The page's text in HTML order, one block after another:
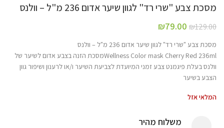
מסכת צבע "שרי רד" לגוון שיער אדום 236 מ"ל – וולנס
₪129.00
₪79.00
מסכת צבע "שרי רד" לגוון שיער אדום 236 מ"ל – וולנס
Wellness Color mask Cherry Red 236mlמסכת הזנה בצבע אדום לשיער של
וולנס בעלת פיגמנט צבע זמני המיועדת לצביעת השיער ו/או לרענון ושיפור גוון
הצבע בשיער
המלאי אזל
משלוח מהיר